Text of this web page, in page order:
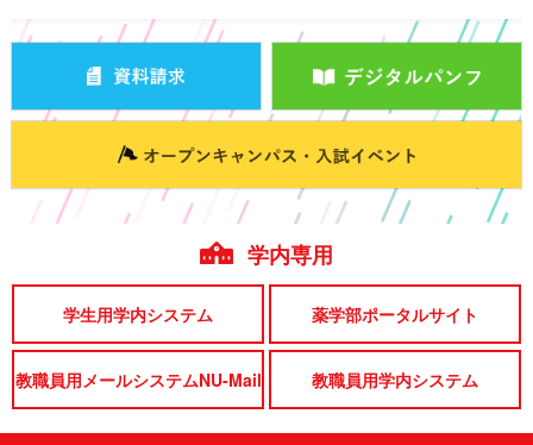
学内専用
学生用学内システム 薬学部ポータルサイト
教職員用メールシステムNU-Mail 教職員用学内システム